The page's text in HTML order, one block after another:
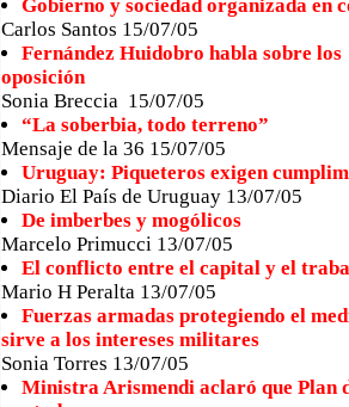
Gobierno y sociedad organizada en
Carlos Santos 15/07/05
Fernández Huidobro habla sobre
oposición
Sonia Breccia 15/07/05
“La soberbia, todo terreno”
Mensaje de la 36 15/07/05
Uruguay: Piqueteros exigen
Diario El País de Uruguay 13/07/05
De imberbes y mogólicos
Marcelo Primucci 13/07/05
El conflicto entre el capital y el
Mario H Peralta 13/07/05
Fuerzas armadas protegiendo el
sirve a los intereses militares
Sonia Torres 13/07/05
Ministra Arismendi aclaró que Plan